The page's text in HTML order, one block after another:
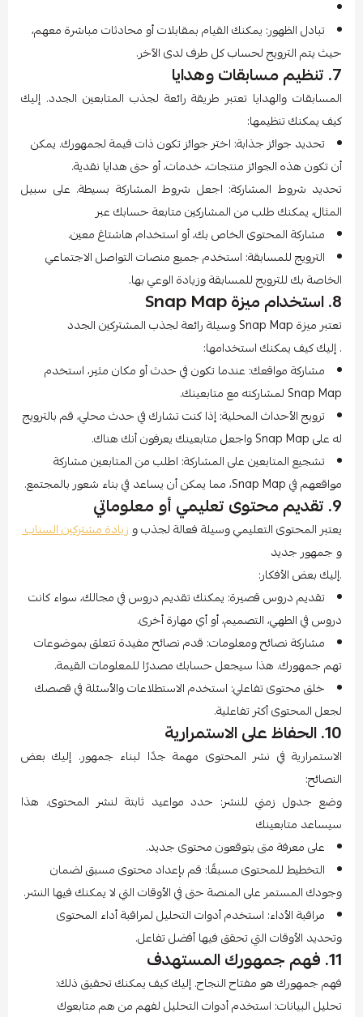
تبادل الظهور: يمكنك القيام بمقابلات أو محادثات مباشرة معهم،
حيث يتم الترويج لحساب كل طرف لدى الآخر.
7. تنظيم مسابقات وهدايا
المسابقات والهدايا تعتبر طريقة رائعة لجذب المتابعين الجدد. إليك
كيف يمكنك تنظيمها:
تحديد جوائز جذابة: اختر جوائز تكون ذات قيمة لجمهورك. يمكن
أن تكون هذه الجوائز منتجات، خدمات، أو حتى هدايا نقدية.
تحديد شروط المشاركة: اجعل شروط المشاركة بسيطة. على سبيل
المثال، يمكنك طلب من المشاركين متابعة حسابك عبر
مشاركة المحتوى الخاص بك، أو استخدام هاشتاغ معين.
الترويج للمسابقة: استخدم جميع منصات التواصل الاجتماعي
الخاصة بك للترويج للمسابقة وزيادة الوعي بها.
8. استخدام ميزة Snap Map
تعتبر ميزة Snap Map وسيلة رائعة لجذب المشتركين الجدد
. إليك كيف يمكنك استخدامها:
مشاركة مواقعك: عندما تكون في حدث أو مكان مثير، استخدم
Snap Map لمشاركته مع متابعينك.
ترويج الأحداث المحلية: إذا كنت تشارك في حدث محلي، قم بالترويج
له على Snap Map واجعل متابعينك يعرفون أنك هناك.
تشجيع المتابعين على المشاركة: اطلب من المتابعين مشاركة
مواقعهم في Snap Map، مما يمكن أن يساعد في بناء شعور بالمجتمع.
9. تقديم محتوى تعليمي أو معلوماتي
يعتبر المحتوى التعليمي وسيلة فعالة لجذب و زيادة مشتركين السناب
و جمهور جديد
.إليك بعض الأفكار:
تقديم دروس قصيرة: يمكنك تقديم دروس في مجالك، سواء كانت
دروس في الطهي، التصميم، أو أي مهارة أخرى.
مشاركة نصائح ومعلومات: قدم نصائح مفيدة تتعلق بموضوعات
تهم جمهورك. هذا سيجعل حسابك مصدرًا للمعلومات القيمة.
خلق محتوى تفاعلي: استخدم الاستطلاعات والأسئلة في قصصك
لجعل المحتوى أكثر تفاعلية.
10. الحفاظ على الاستمرارية
الاستمرارية في نشر المحتوى مهمة جدًا لبناء جمهور. إليك بعض
النصائح:
وضع جدول زمني للنشر: حدد مواعيد ثابتة لنشر المحتوى. هذا
سيساعد متابعينك
على معرفة متى يتوقعون محتوى جديد.
التخطيط للمحتوى مسبقًا: قم بإعداد محتوى مسبق لضمان
وجودك المستمر على المنصة حتى في الأوقات التي لا يمكنك فيها النشر.
مراقبة الأداء: استخدم أدوات التحليل لمراقبة أداء المحتوى
وتحديد الأوقات التي تحقق فيها أفضل تفاعل.
11. فهم جمهورك المستهدف
فهم جمهورك هو مفتاح النجاح. إليك كيف يمكنك تحقيق ذلك:
تحليل البيانات: استخدم أدوات التحليل لفهم من هم متابعوك